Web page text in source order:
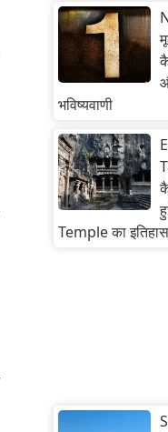
भविष्यवाणी
Temple का इतिहास